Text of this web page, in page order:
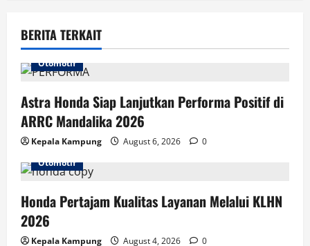
a
t
i
o
n
BERITA TERKAIT
Otomotif
Astra Honda Siap Lanjutkan Performa Positif di
ARRC Mandalika 2026
Kepala Kampung August 6, 2026
0
Otomotif
Honda Pertajam Kualitas Layanan Melalui KLHN
2026
Kepala Kampung August 4, 2026 0